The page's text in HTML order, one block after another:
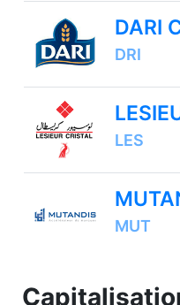
DARI
DRI
LES
MUT